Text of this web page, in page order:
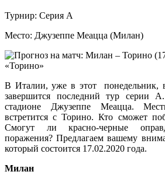
Турнир: Серия А
Место: Джузеппе Меацца (Милан)
«Торино»
В Италии, уже в этот понедельник,
завершится последний тур
стадионе Джузеппе Меацца.
встретится с Торино. Кто сможет
Смогут ли красно-черные
поражения? Предлагаем вашему
который состоится 17.02.2020 года.
Милан